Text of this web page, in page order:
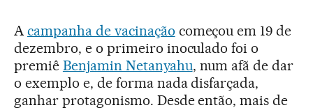
Acampanha de vacinação começou em 19 de
dezembro, e o primeiro inoculado foi o
premiê Benjamin Netanyahu, num afã de dar
o exemplo e, de forma nada disfarçada,
ganhar protagonismo. Desde então, mais de